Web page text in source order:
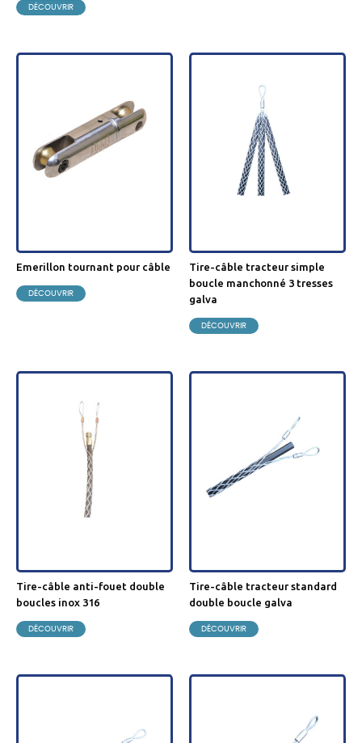
DÉCOUVRIR
emerillon tournant pour câble
DÉCOUVRIR
tire-câble tracteur simple
boucle manchonné 3 tresses
galva
DÉCOUVRIR
tire-câble anti-fouet double
boucles inox 316
DÉCOUVRIR
tire-câble tracteur standard
double boucle galva
DÉCOUVRIR